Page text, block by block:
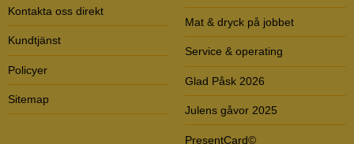
Kontakta oss direkt
Kundtjänst
Policyer
Sitemap
Mat & dryck på jobbet
Service & operating
Glad Påsk 2026
Julens gåvor 2025
PresentCard©